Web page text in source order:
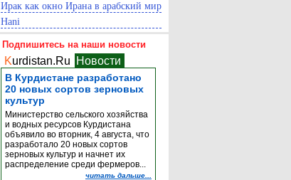
Ирак как окно Ирана в арабский мир
Hani
Подпишитесь на наши новости
Kurdistan.Ru Новости
В Курдистане разработано
20 новых сортов зерновых
культур
Министерство сельского хозяйства
и водных ресурсов Курдистана
объявило во вторник, 4 августа, что
разработало 20 новых сортов
зерновых культур и начнет их
распределение среди фермеров...
читать дальше...